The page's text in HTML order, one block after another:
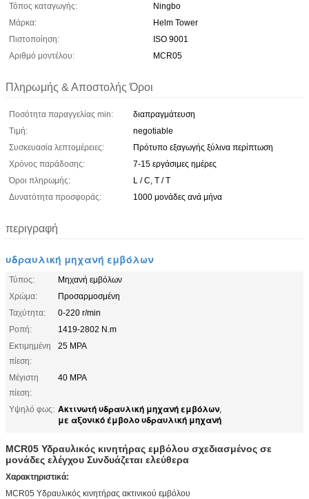
Τόπος καταγωγής:
Ningbo
Μάρκα:
Helm Tower
Πιστοποίηση:
ISO 9001
Αριθμό μοντέλου:
MCR05
Πληρωμής & Αποστολής Όροι
Ποσότητα παραγγελίας min:
διαπραγμάτευση
Τιμή:
negotiable
Συσκευασία λεπτομέρειες:
Πρότυπο εξαγωγής ξύλινα περίπτωση
Χρόνος παράδοσης:
7-15 εργάσιμες ημέρες
Όροι πληρωμής:
L / C, T / T
Δυνατότητα προσφοράς:
1000 μονάδες ανά μήνα
περιγραφή
υδραυλική μηχανή εμβόλων
Τύπος:
Μηχανή εμβόλων
Χρώμα:
Προσαρμοσμένη
Ταχύτητα:
0-220 r/min
Ροπή:
1419-2802 N.m
Εκτιμημένη
πίεση:
25 MPA
Μέγιστη
πίεση:
40 MPA
Υψηλό φως: Ακτινωτή υδραυλική μηχανή εμβόλων,
με αξονικό έμβολο υδραυλική μηχανή
MCR05 Υδραυλικός κινητήρας εμβόλου σχεδιασμένος σε
μονάδες ελέγχου Συνδυάζεται ελεύθερα
Χαρακτηριστικά:
MCR05 Υδραυλικός κινητήρας ακτινικού εμβόλου